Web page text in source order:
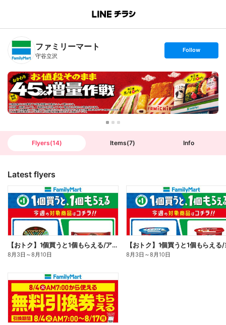
B
n
T
ファミリーマート
守谷立沢
s
t
o
l
l
o
w
Follow
Flyers(14) Items(7) Info
Latest flyers
【おトク】1個買うと1個もらえる/アイス
8月3日 ～8月10日 8月3日 ～8月10日